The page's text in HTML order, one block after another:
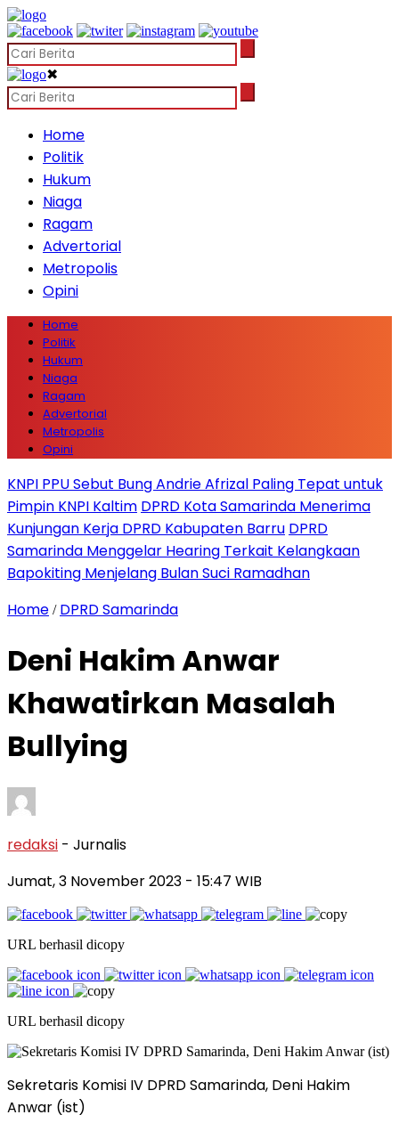
✖
Home
Politik
Hukum
Niaga
Ragam
Advertorial
Metropolis
Opini
Home
Politik
Hukum
Niaga
Ragam
Advertorial
Metropolis
Opini
KNPI PPU Sebut Bung Andrie Afrizal Paling Tepat untuk
Pimpin KNPI Kaltim DPRD Kota Samarinda Menerima
Kunjungan Kerja DPRD Kabupaten Barru DPRD
Samarinda Menggelar Hearing Terkait Kelangkaan
Bapokiting Menjelang Bulan Suci Ramadhan
Home / DPRD Samarinda
Deni Hakim Anwar
Khawatirkan Masalah
Bullying
redaksi - Jurnalis
Jumat, 3 November 2023 - 15:47 WIB
URL berhasil dicopy
URL berhasil dicopy
Sekretaris Komisi IV DPRD Samarinda, Deni Hakim
Anwar (ist)